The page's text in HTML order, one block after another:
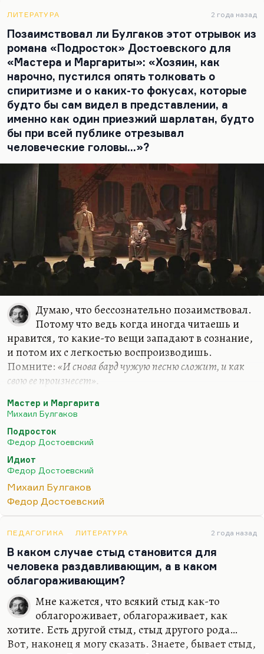
Я вам больше скажу: сейчас фигура русского
писателя во мне среди моих множественных
занятий и субличностей находится в вытесняемом
меньшинстве. Она сопротивляется. Я не дам ее
уничтожить. Но эта борьба происходит, и она
очень мучительна. И в 90-е она шла, когда мне
все говорили, что надо актуализировать в себе
предпринимателя, а писателя забить. Писатель
не дал этого сделать и выжил.
Я вообще за то, чтобы конфликт загонялся вглубь,
чтобы осуществлялась идея Шоу…
ЛИТЕРАТУРА 2 года назад
Позаимствовал ли Булгаков этот отрывок из
романа «Подросток» Достоевского для
«Мастера и Маргариты»: «Хозяин, как
нарочно, пустился опять толковать о
спиритизме и о каких-то фокусах, которые
будто бы сам видел в представлении, а
именно как один приезжий шарлатан, будто
бы при всей публике отрезывал
человеческие головы...»?
Думаю, что бессознательно позаимствовал.
Потому что ведь когда иногда читаешь и
нравится, то какие-то вещи западают в сознание,
и потом их с легкостью воспроизводишь.
Помните:«И снова бард чужую песню сложит, и как
свою ее произнесет».
Такие же точно замечательное совпадения
случались у самого Достоевского, когда он
прочтет, например, тургеневскую «Собаку», а
потом воспроизводит ее в истории собаки
(кажется, Альмы) во сне Ипполита в «Идиоте» год
спустя. Или прочтет он у Некрасова в 1864 году в
«О погоде» сценку с лошадью и потом
воспроизводит ее как сон Раскольникова. «Талант
Дали, если он именно так это сформулировал.
Мастер и Маргарита
Михаил Булгаков
Подросток
Федор Достоевский
Идиот
Федор Достоевский
Михаил Булгаков
Федор Достоевский
ПЕДАГОГИКА ЛИТЕРАТУРА 2 года назад
В каком случае стыд становится для
человека раздавливающим, а в каком
облагораживающим?
Мне кажется, что всякий стыд как-то
облагороживает, облагораживает, как
хотите. Есть другой стыд, стыд другого рода…
Вот, наконец я могу сказать. Знаете, бывает стыд,